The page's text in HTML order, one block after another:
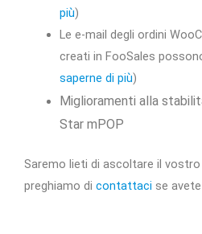
più)
Le e-mail degli ordini
creati in FooSales
saperne di più)
Miglioramenti alla
Star mPOP
Saremo lieti di ascoltare il vostro
preghiamo di contattaci se